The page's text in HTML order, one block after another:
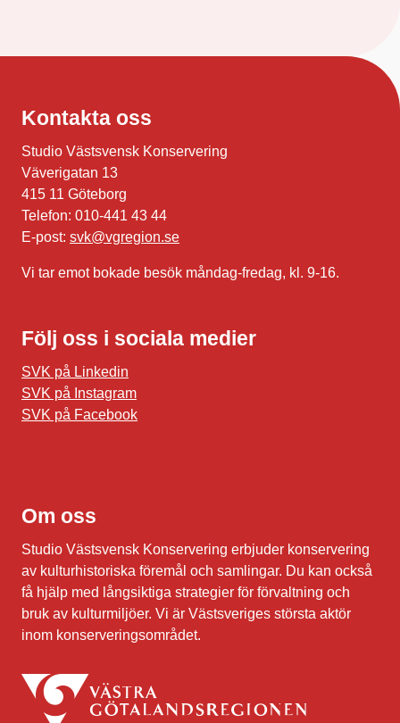
Kontakta oss
Studio Västsvensk Konservering
Väverigatan 13
415 11 Göteborg
Telefon: 010-441 43 44
E-post: svk@vgregion.se
Vi tar emot bokade besök måndag-fredag, kl. 9-16.
Följ oss i sociala medier
SVK på Linkedin
SVK på Instagram
SVK på Facebook
Om oss
Studio Västsvensk Konservering erbjuder konservering
av kulturhistoriska föremål och samlingar. Du kan också
få hjälp med långsiktiga strategier för förvaltning och
bruk av kulturmiljöer. Vi är Västsveriges största aktör
inom konserveringsområdet.